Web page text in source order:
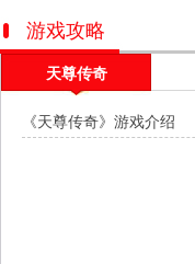
征服与荣耀
天空的魔幻城 每日新服
斩魔问道
每日新服
灵魂契约
每日新服
游戏攻略
天尊传奇
《天尊传奇》游戏介绍